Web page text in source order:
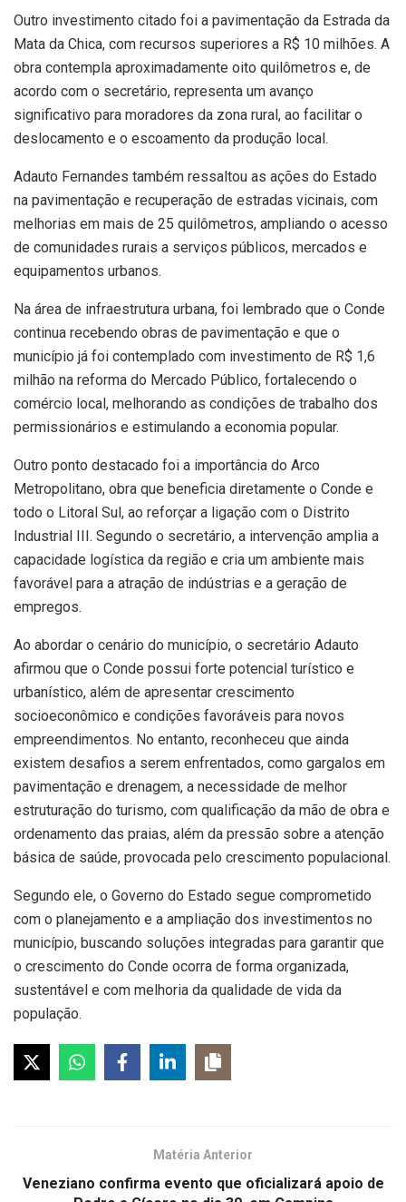
Outro investimento citado foi a pavimentação da Estrada da
Mata da Chica, com recursos superiores a R$ 10 milhões. A
obra contempla aproximadamente oito quilômetros e, de
acordo com o secretário, representa um avanço
significativo para moradores da zona rural, ao facilitar o
deslocamento e o escoamento da produção local.
Adauto Fernandes também ressaltou as ações do Estado
na pavimentação e recuperação de estradas vicinais, com
melhorias em mais de 25 quilômetros, ampliando o acesso
de comunidades rurais a serviços públicos, mercados e
equipamentos urbanos.
Na área de infraestrutura urbana, foi lembrado que o Conde
continua recebendo obras de pavimentação e que o
município já foi contemplado com investimento de R$ 1,6
milhão na reforma do Mercado Público, fortalecendo o
comércio local, melhorando as condições de trabalho dos
permissionários e estimulando a economia popular.
Outro ponto destacado foi a importância do Arco
Metropolitano, obra que beneficia diretamente o Conde e
todo o Litoral Sul, ao reforçar a ligação com o Distrito
Industrial III. Segundo o secretário, a intervenção amplia a
capacidade logística da região e cria um ambiente mais
favorável para a atração de indústrias e a geração de
empregos.
Ao abordar o cenário do município, o secretário Adauto
afirmou que o Conde possui forte potencial turístico e
urbanístico, além de apresentar crescimento
socioeconômico e condições favoráveis para novos
empreendimentos. No entanto, reconheceu que ainda
existem desafios a serem enfrentados, como gargalos em
pavimentação e drenagem, a necessidade de melhor
estruturação do turismo, com qualificação da mão de obra e
ordenamento das praias, além da pressão sobre a atenção
básica de saúde, provocada pelo crescimento populacional.
Segundo ele, o Governo do Estado segue comprometido
com o planejamento e a ampliação dos investimentos no
município, buscando soluções integradas para garantir que
o crescimento do Conde ocorra de forma organizada,
sustentável e com melhoria da qualidade de vida da
população.
Matéria Anterior
Veneziano confirma evento que oficializará apoio de